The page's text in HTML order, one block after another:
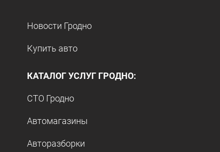
Новости Гродно
Купить авто
КАТАЛОГ УСЛУГ ГРОДНО:
СТО Гродно
Автомагазины
Авторазборки